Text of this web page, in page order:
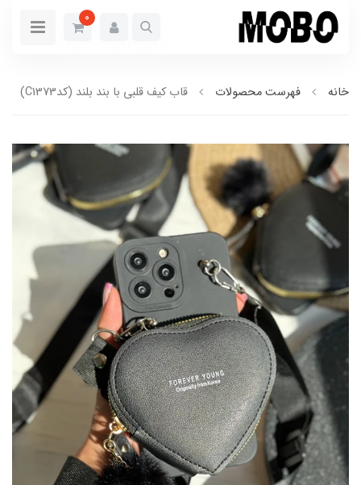
0
خانه فهرست محصولات قاب کیف قلبی با بند بلند (کدC1373)